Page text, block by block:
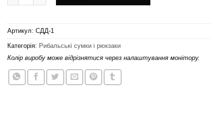
Артикул: СДД-1
Категорія: Рибальські сумки і рюкзаки
Колір виробу може відрізнятися через налаштування монітору.